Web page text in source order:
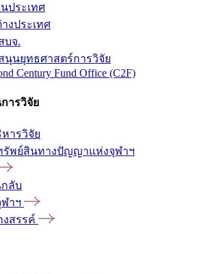
ประเทศ
งประเทศ
บจ.
นยุทธศาสตร์การวิจัย
Century Fund Office (C2F)
ารวิจัย
ารวิจัย
รัพย์สินทางปัญญาแห่งจุฬาฯ
ลับ
าฯ
สรรค์